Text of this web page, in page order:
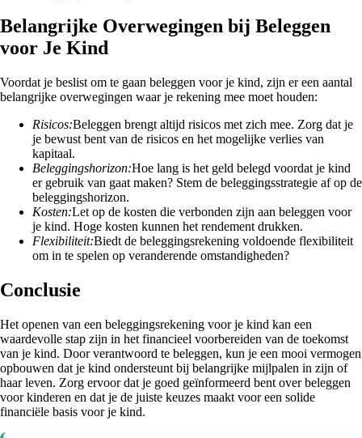
Belangrijke Overwegingen bij Beleggen
voor Je Kind
Voordat je beslist om te gaan beleggen voor je kind, zijn er een aantal
belangrijke overwegingen waar je rekening mee moet houden:
Risicos:Beleggen brengt altijd risicos met zich mee. Zorg dat je
je bewust bent van de risicos en het mogelijke verlies van
kapitaal.
Beleggingshorizon:Hoe lang is het geld belegd voordat je kind
er gebruik van gaat maken? Stem de beleggingsstrategie af op de
beleggingshorizon.
Kosten:Let op de kosten die verbonden zijn aan beleggen voor
je kind. Hoge kosten kunnen het rendement drukken.
Flexibiliteit:Biedt de beleggingsrekening voldoende flexibiliteit
om in te spelen op veranderende omstandigheden?
Conclusie
Het openen van een beleggingsrekening voor je kind kan een
waardevolle stap zijn in het financieel voorbereiden van de toekomst
van je kind. Door verantwoord te beleggen, kun je een mooi vermogen
opbouwen dat je kind ondersteunt bij belangrijke mijlpalen in zijn of
haar leven. Zorg ervoor dat je goed geïnformeerd bent over beleggen
voor kinderen en dat je de juiste keuzes maakt voor een solide
financiële basis voor je kind.